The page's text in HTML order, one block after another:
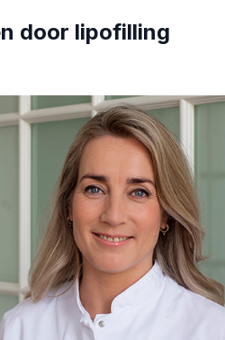
door lipofilling